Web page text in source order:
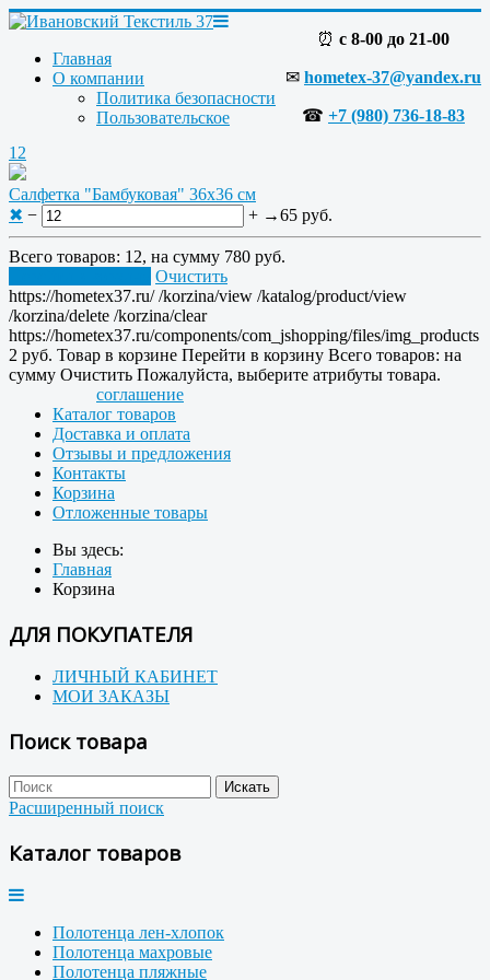
⏰ с 8-00 до 21-00
✉ hometex-37@yandex.ru
☎ +7 (980) 736-18-83
12
Салфетка "Бамбуковая" 36x36 см
✖ − + →65 руб.
Всего товаров: 12, на сумму 780 руб.
Очистить
https://hometex37.ru/ /korzina/view /katalog/product/view
/korzina/delete /korzina/clear
https://hometex37.ru/components/com_jshopping/files/img_products
2 руб. Товар в корзине Перейти в корзину Всего товаров: на
сумму Очистить Пожалуйста, выберите атрибуты товара.
Главная
О компании
Политика безопасности
Пользовательское
соглашение
Каталог товаров
Доставка и оплата
Отзывы и предложения
Контакты
Корзина
Отложенные товары
Вы здесь:
Главная
Корзина
ДЛЯ ПОКУПАТЕЛЯ
ЛИЧНЫЙ КАБИНЕТ
МОИ ЗАКАЗЫ
Поиск товара
Расширенный поиск
Каталог товаров
Полотенца лен-хлопок
Полотенца махровые
Полотенца пляжные